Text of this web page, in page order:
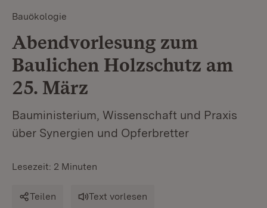
Bauökologie
Abendvorlesung zum
Baulichen Holzschutz am
25. März
Bauministerium, Wissenschaft und Praxis
über Synergien und Opferbretter
Lesezeit: 2 Minuten
Teilen Text vorlesen